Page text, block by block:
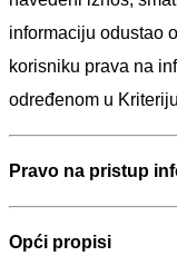
informaciju odustao
korisniku prava na
određenom u
Pravo na pristup
Opći propisi